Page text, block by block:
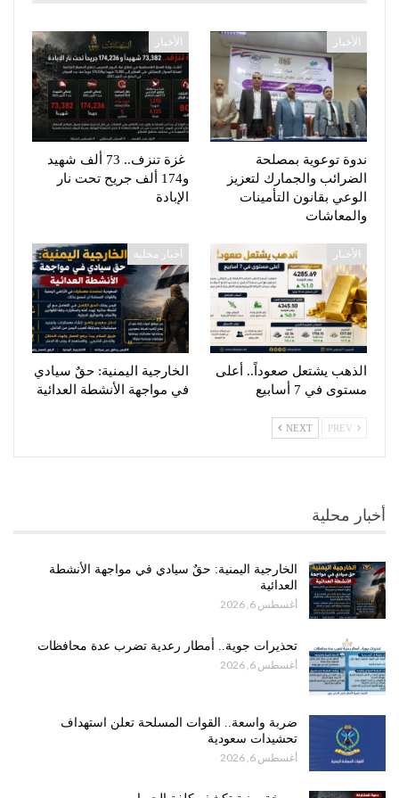
الأخبار
ندوة توعوية بمصلحة
الضرائب والجمارك لتعزيز
الوعي بقانون التأمينات
والمعاشات
الأخبار
غزة تنزف.. 73 ألف شهيد
و174 ألف جريح تحت نار
الإبادة
الأخبار
الذهب يشتعل صعوداً.. أعلى
مستوى في 7 أسابيع
أخبار محلية
الخارجية اليمنية: حقٌ سيادي
في مواجهة الأنشطة العدائية
NEXT
أخبار محلية
الخارجية اليمنية: حقٌ سيادي في مواجهة الأنشطة
العدائية
أغسطس 6, 2026
تحذيرات جوية.. أمطار رعدية تضرب عدة محافظات
أغسطس 6, 2026
ضربة واسعة.. القوات المسلحة تعلن استهداف
تحشيدات سعودية
أغسطس 6, 2026